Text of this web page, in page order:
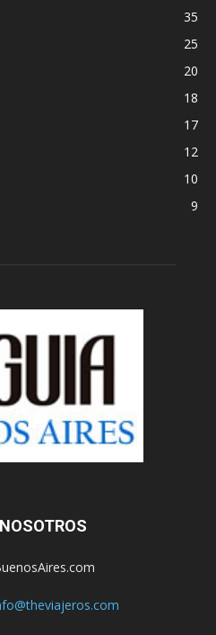
35
25
20
18
17
12
10
9